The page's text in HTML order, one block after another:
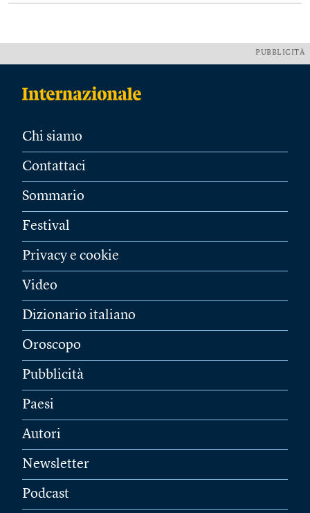
PUBBLICITÀ
Chi siamo
Contattaci
Sommario
Festival
Privacy e cookie
Video
Dizionario italiano
Oroscopo
Pubblicità
Paesi
Autori
Newsletter
Podcast